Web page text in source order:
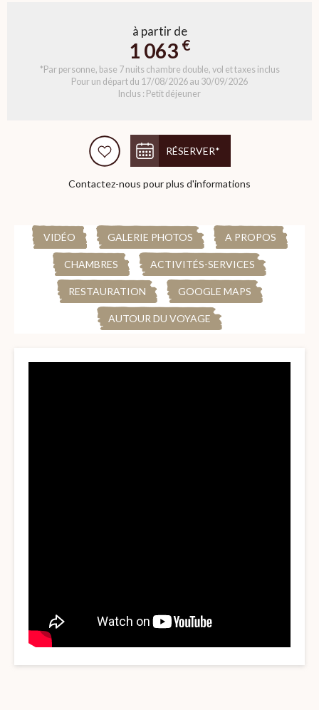
à partir de
1 063 €
*Par personne, base 7 nuits chambre double, vol et taxes inclus
Pour un départ du 17/08/2026 au 30/09/2026
Inclus : Petit déjeuner
RÉSERVER*
Contactez-nous pour plus d'informations
VIDÉO GALERIE PHOTOS A PROPOS
CHAMBRES ACTIVITÉS-SERVICES
RESTAURATION GOOGLE MAPS
AUTOUR DU VOYAGE